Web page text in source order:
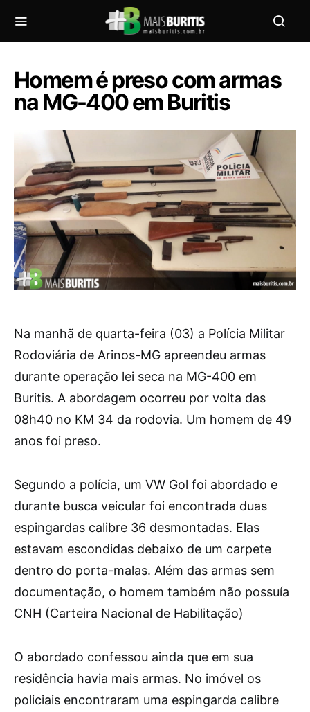
Homem é preso com armas
na MG-400 em Buritis
Na manhã de quarta-feira (03) a Polícia Militar
Rodoviária de Arinos-MG apreendeu armas
durante operação lei seca na MG-400 em
Buritis. A abordagem ocorreu por volta das
08h40 no KM 34 da rodovia. Um homem de 49
anos foi preso.
Segundo a polícia, um VW Gol foi abordado e
durante busca veicular foi encontrada duas
espingardas calibre 36 desmontadas. Elas
estavam escondidas debaixo de um carpete
dentro do porta-malas. Além das armas sem
documentação, o homem também não possuía
CNH (Carteira Nacional de Habilitação)
O abordado confessou ainda que em sua
residência havia mais armas. No imóvel os
policiais encontraram uma espingarda calibre